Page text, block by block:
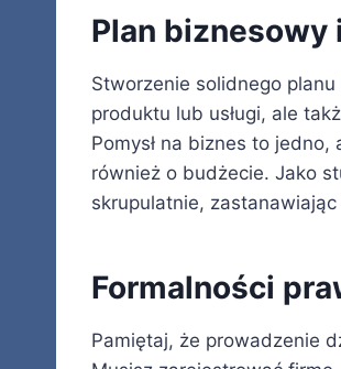
Plan biznesowy
Stworzenie solidnego
produktu lub usługi, ale
Pomysł na biznes to
również o budżecie. Jako
skrupulatnie,
Formalności
Pamiętaj, że prowadzenie